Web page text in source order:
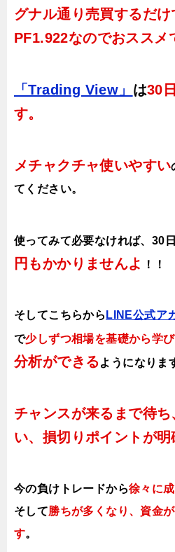
グナル通り売買するだけ
PF1.922なのでおススメ
「Trading View」 は30
す。
メチャクチャ使いやすい
てください。
使ってみて必要なければ、30
円もかかりませんよ
！！
そしてこちらから LINE公式ア
で少しずつ相場を基礎から学
分析ができるようになりま
チャンスが来るまで待
い、損切りポイントが明
今の負けトレードから徐々に
そして勝ちが多くなり、資金
す。